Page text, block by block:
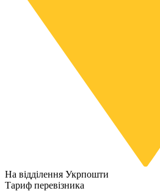
На відділення Укрпошти
Тариф перевізника